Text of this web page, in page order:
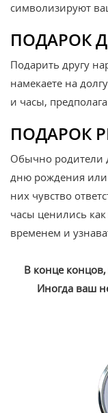
символизируют
ПОДАРОК
Подарить другу
намекаете на
и часы,
ПОДАРОК
Обычно родители
дню рождения или
них чувство
часы ценились
временем и
В конце концов,
Иногда ваш